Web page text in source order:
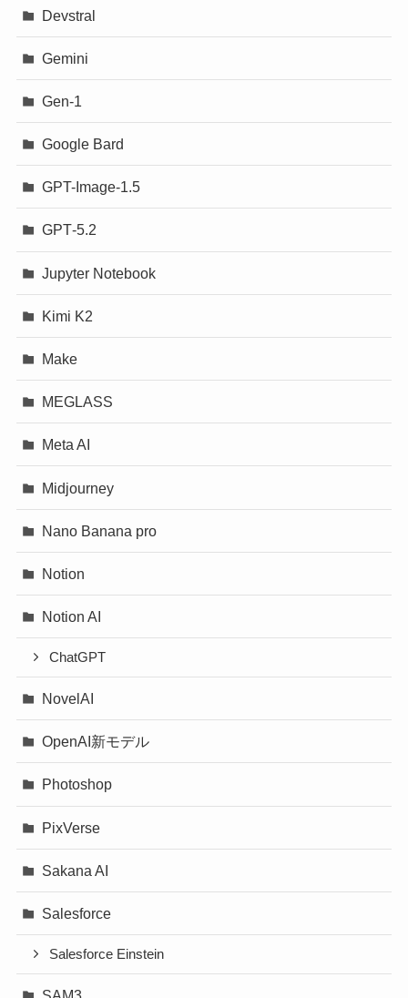
Devstral
Gemini
Gen-1
Google Bard
GPT-Image-1.5
GPT‐5.2
Jupyter Notebook
Kimi K2
Make
MEGLASS
Meta AI
Midjourney
Nano Banana pro
Notion
Notion AI
ChatGPT
NovelAI
OpenAI新モデル
Photoshop
PixVerse
Sakana AI
Salesforce
Salesforce Einstein